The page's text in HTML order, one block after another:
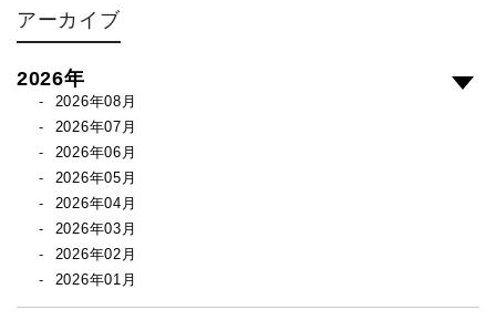
アーカイブ
2026年
2026年08月
2026年07月
2026年06月
2026年05月
2026年04月
2026年03月
2026年02月
2026年01月